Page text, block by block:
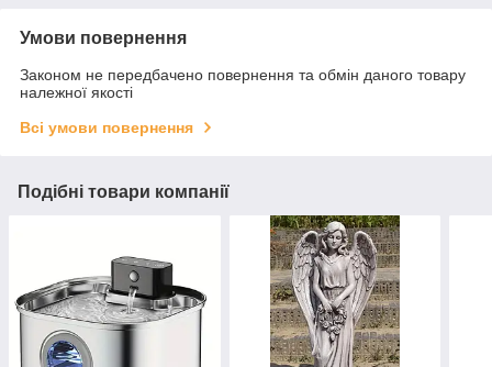
Умови повернення
Законом не передбачено повернення та обмін даного товару
належної якості
Всі умови повернення
Подібні товари компанії